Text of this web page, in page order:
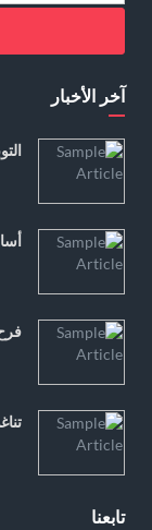
آخر الأخبار
تابعنا